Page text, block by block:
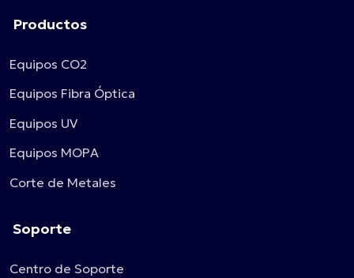
Productos
Equipos CO2
Equipos Fibra Óptica
Equipos UV
Equipos MOPA
Corte de Metales
Soporte
Centro de Soporte